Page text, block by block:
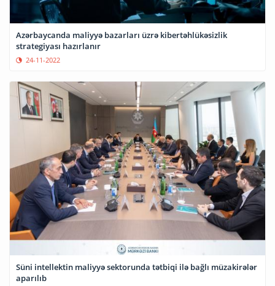
Azərbaycanda maliyyə bazarları üzrə kibertəhlükəsizlik
strategiyası hazırlanır
24-11-2022
Süni intellektin maliyyə sektorunda tətbiqi ilə bağlı müzakirələr
aparılıb